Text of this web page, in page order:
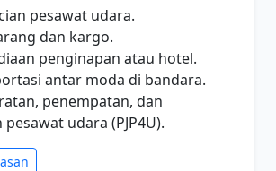
pesawat udara.
dan kargo.
penginapan atau hotel.
antar moda di bandara.
penempatan, dan
udara (PJP4U).